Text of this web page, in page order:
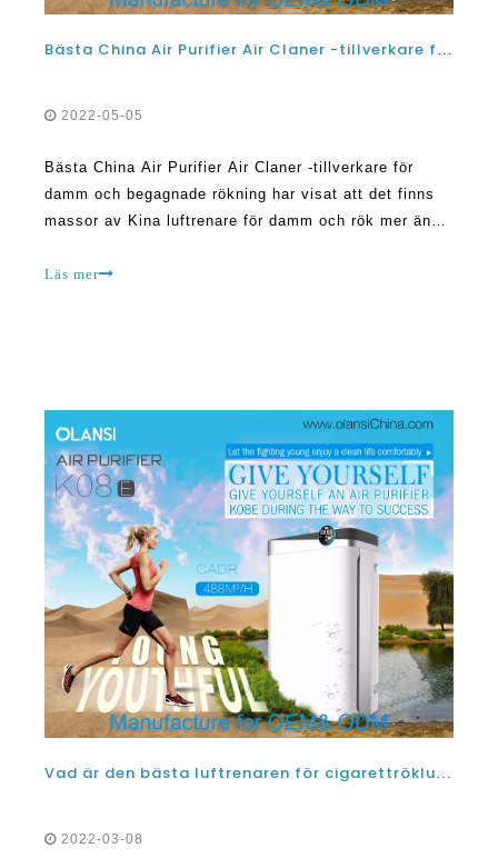
damm och begagnade rökning har visat att det finns
du någonsin kan föreställa dig. Dessa enheter har
tillverkats av olika företag för att säkerställa att dina
behov tillgodoses. Problemet är att
Läs mer
Vad är den bästa luftrenaren för cigarettrökluktborttagning och husdjur under $ 100?
luktborttagning och husdjur under $ 100? Studier har